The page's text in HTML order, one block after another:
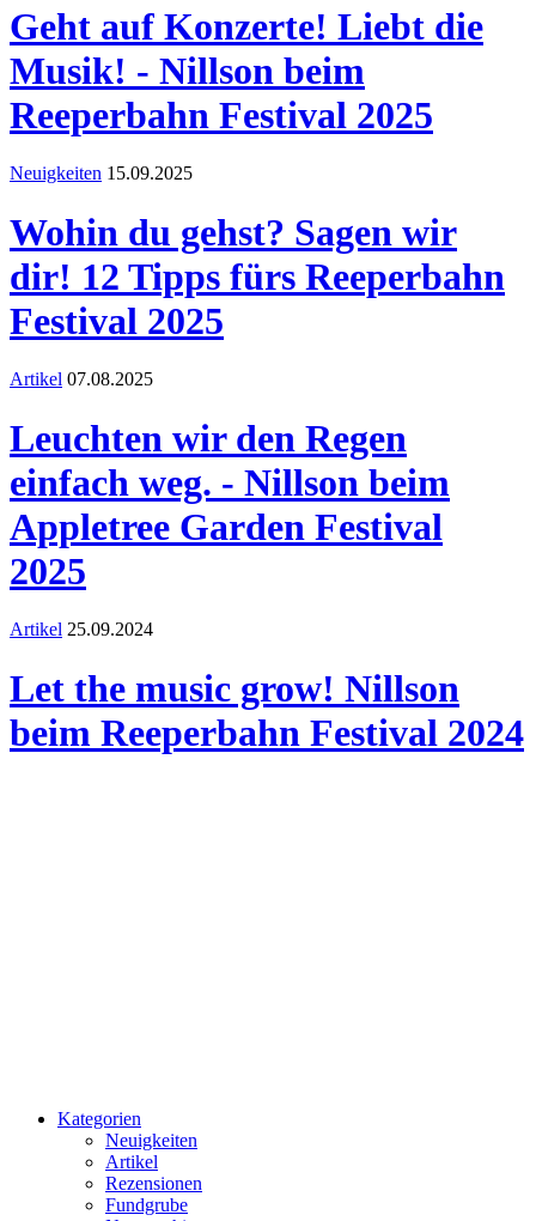
Geht auf Konzerte! Liebt die
Musik! - Nillson beim
Reeperbahn Festival 2025
Neuigkeiten 15.09.2025
Wohin du gehst? Sagen wir
dir! 12 Tipps fürs Reeperbahn
Festival 2025
Artikel 07.08.2025
Leuchten wir den Regen
einfach weg. - Nillson beim
Appletree Garden Festival
2025
Artikel 25.09.2024
Let the music grow! Nillson
beim Reeperbahn Festival 2024
Kategorien
Neuigkeiten
Artikel
Rezensionen
Fundgrube